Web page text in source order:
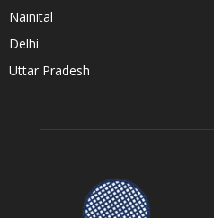
Nainital
Delhi
Uttar Pradesh